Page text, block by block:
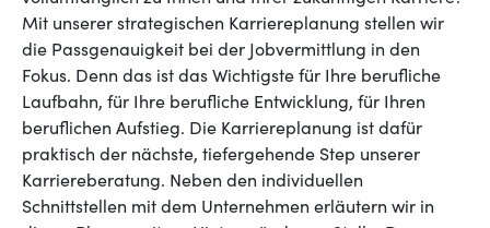
Mit unserer strategischen Karriereplanung stellen wir
die Passgenauigkeit bei der Jobvermittlung in den
Fokus. Denn das ist das Wichtigste für Ihre berufliche
Laufbahn, für Ihre berufliche Entwicklung, für Ihren
beruflichen Aufstieg. Die Karriereplanung ist dafür
praktisch der nächste, tiefergehende Step unserer
Karriereberatung. Neben den individuellen
Schnittstellen mit dem Unternehmen erläutern wir in